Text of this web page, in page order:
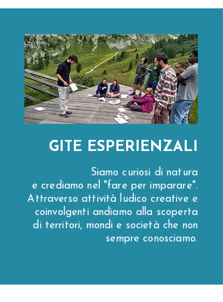
GITE ESPERIENZALI
Siamo curiosi di natura
e crediamo nel "fare per imparare".
Attraverso attività ludico creative e
coinvolgenti andiamo alla scoperta
di territori, mondi e società che non
sempre conosciamo.